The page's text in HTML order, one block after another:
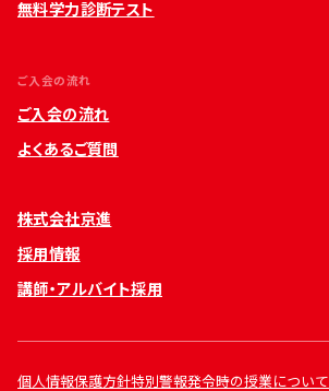
無料学力診断テスト
ご入会の流れ
ご入会の流れ
よくあるご質問
株式会社京進
採用情報
講師・アルバイト採用
個人情報保護方針特別警報発令時の授業について